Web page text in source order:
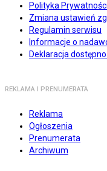
Polityka Prywatności
Zmiana ustawień
Regulamin serwisu
Informacje o
Deklaracja
REKLAMA I PRENUMERATA
Reklama
Ogłoszenia
Prenumerata
Archiwum